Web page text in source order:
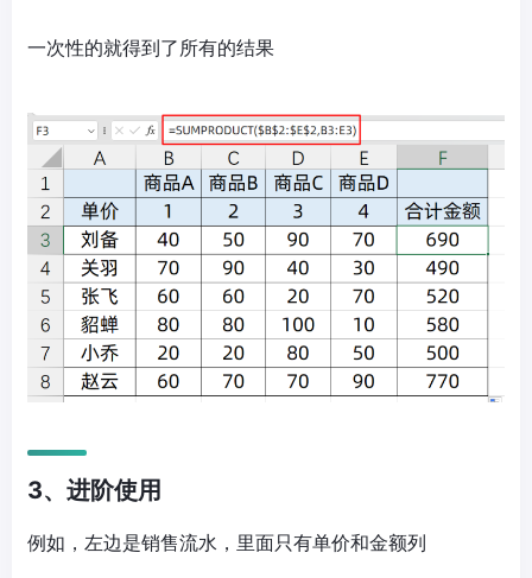
一次性的就得到了所有的结果
3、进阶使用
例如，左边是销售流水，里面只有单价和金额列